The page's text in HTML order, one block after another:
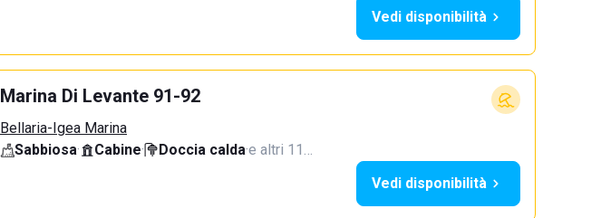
Vedi disponibilità
Marina Di Levante 91-92
Bellaria-Igea Marina
Sabbiosa· Cabine· Doccia calda·e altri 11…
Vedi disponibilità